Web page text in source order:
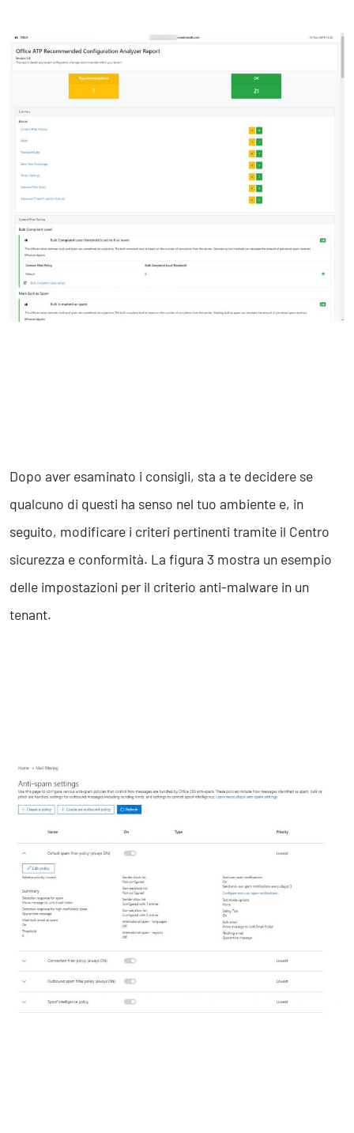
Dopo aver esaminato i consigli, sta a te decidere se
qualcuno di questi ha senso nel tuo ambiente e, in
seguito, modificare i criteri pertinenti tramite il Centro
sicurezza e conformità. La figura 3 mostra un esempio
delle impostazioni per il criterio anti-malware in un
tenant.